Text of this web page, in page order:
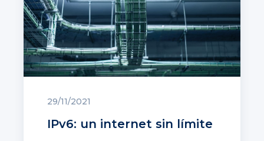
29/11/2021
IPv6: un internet sin límite